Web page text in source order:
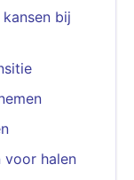
bij
voor halen